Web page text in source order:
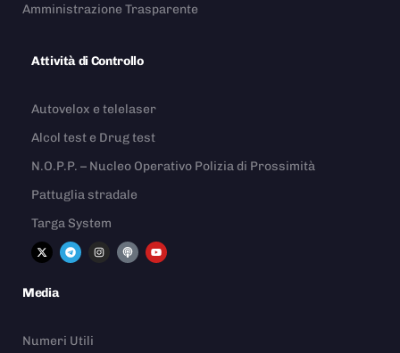
Amministrazione Trasparente
Attività di Controllo
Autovelox e telelaser
Alcol test e Drug test
N.O.P.P. – Nucleo Operativo Polizia di Prossimità
Pattuglia stradale
Targa System
Media
Numeri Utili